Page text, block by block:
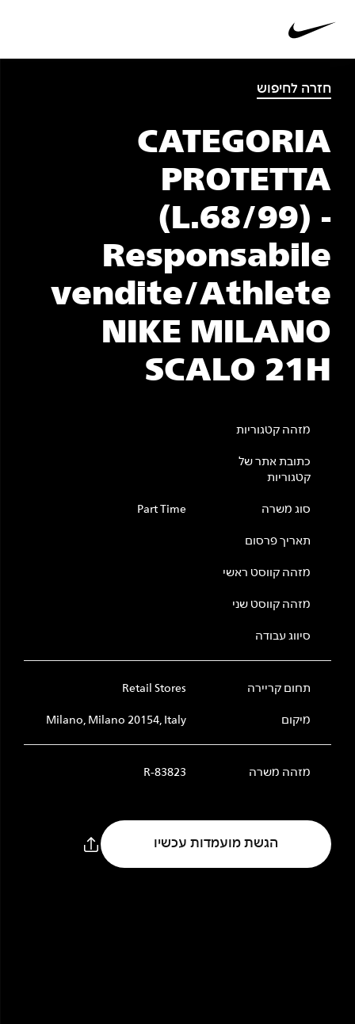
חזרה לחיפוש
CATEGORIA
PROTETTA
(L.68/99) -
Responsabile
vendite/Athlete
NIKE MILANO
SCALO 21H
מזהה קטגוריות
כתובת אתר של
קטגוריות
סוג משרה Part Time
תאריך פרסום
מזהה קווסט ראשי
מזהה קווסט שני
סיווג עבודה
תחום קריירה Retail Stores
מיקום Milano, Milano 20154, Italy
מזהה משרה R-83823
הגשת מועמדות עכשיו